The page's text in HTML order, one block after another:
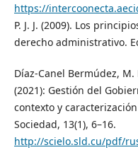
https://
P. J. J. (2009). Los
derecho administrativo.
Díaz-Canel Bermúdez,
(2021): Gestión del
contexto y
Sociedad, 13(1), 6–16.
http://scielo.sld.cu/pdf/